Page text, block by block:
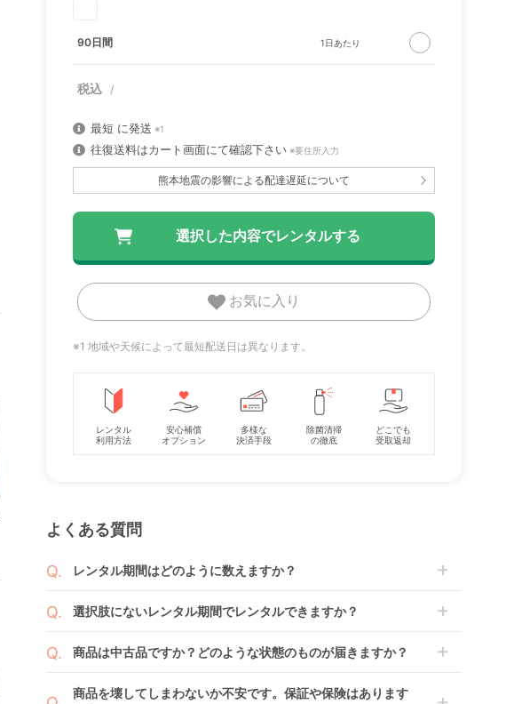
90日間
最短 に発送 ※1
往復送料はカート画面にて確認下さい ※要住所入力
熊本地震の影響による配達遅延について
お気に入り
※1 地域や天候によって最短配送日は異なります。
レンタル
利用方法
安心補償
オプション
多様な
決済手段
除菌清掃
の徹底
どこでも
受取返却
よくある質問
レンタル期間はどのように数えますか？
ります。
者（佐川急便）に商品の引渡しとなります。
選択肢にないレンタル期間でレンタルできますか？
です。
くか、もしくは6ヶ月レンタルご注文の上で、早期にご返却くださ
商品は中古品ですか？どのような状態のものが届きますか？
す。
商品を壊してしまわないか不安です。保証や保険はあります